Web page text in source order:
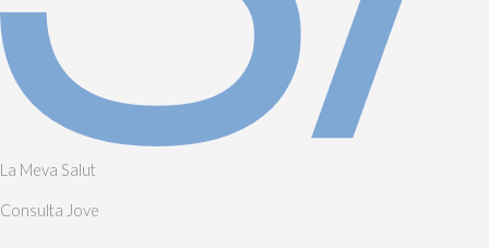
La Meva Salut
Consulta Jove